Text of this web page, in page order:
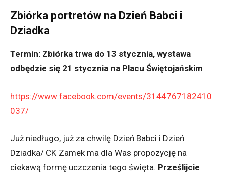
Zbiórka portretów na Dzień Babci i
Dziadka
Termin: Zbiórka trwa do 13 stycznia, wystawa
odbędzie się 21 stycznia na Placu Świętojańskim
https://www.facebook.com/events/3144767182410
037/
Już niedługo, już za chwilę Dzień Babci i Dzień
Dziadka/ CK Zamek ma dla Was propozycję na
ciekawą formę uczczenia tego święta. Prześlijcie